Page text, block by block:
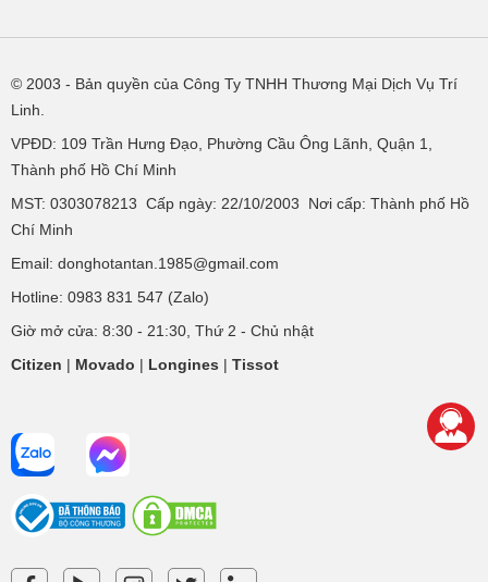
© 2003 - Bản quyền của Công Ty TNHH Thương Mại Dịch Vụ Trí
Linh.
VPĐD: 109 Trần Hưng Đạo, Phường Cầu Ông Lãnh, Quận 1,
Thành phố Hồ Chí Minh
MST: 0303078213 Cấp ngày: 22/10/2003 Nơi cấp: Thành phố Hồ
Chí Minh
Email: donghotantan.1985@gmail.com
Hotline: 0983 831 547 (Zalo)
Giờ mở cửa: 8:30 - 21:30, Thứ 2 - Chủ nhật
Citizen | Movado | Longines | Tissot